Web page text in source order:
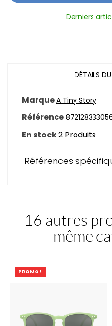
Derniers
DÉTAILS
Marque A Tiny Story
Référence
En stock2 Produits
Références
16 autres
même
PROMO !